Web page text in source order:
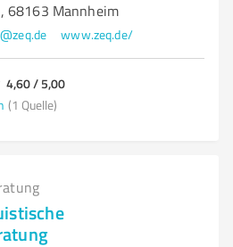
68163 Mannheim
www.zeq.de/
4,60 / 5,00
(1 Quelle)